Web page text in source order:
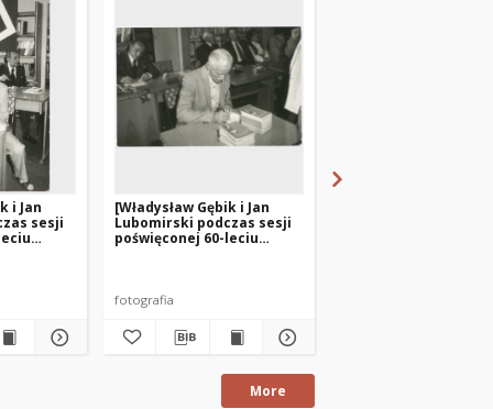
i Jan
sesji
[Władysław Gębik i Jan
Lubomirski podczas sesji
poświęconej 60-leciu
fotografia
More